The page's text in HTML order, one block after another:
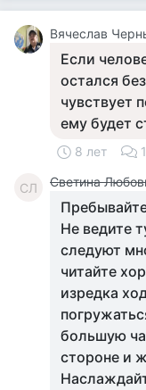
Вячеслав
Если
остался
чувствует
ему будет
8 лет 1
СЛ Светина
Не ведите
следуют
читайте
изредка
большую
стороне и